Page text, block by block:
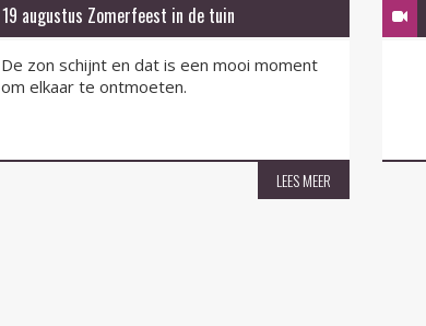
19 augustus Zomerfeest in de tuin
De zon schijnt en dat is een mooi moment
om elkaar te ontmoeten.
LEES MEER